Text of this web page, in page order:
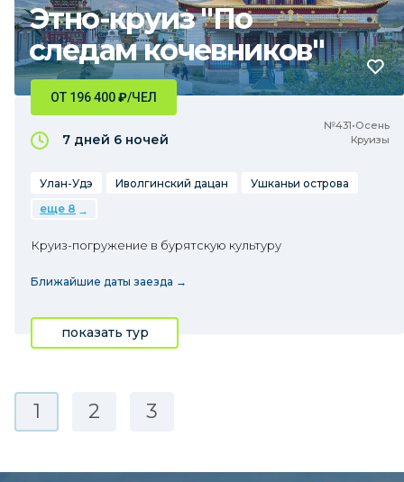
Этно-круиз "По
следам кочевников"
№431•Осень
Круизы
ОТ 196 400₽/ЧЕЛ
7 дней 6 ночей
Улан-Удэ Иволгинский дацан
Ушканьи острова
еще 8
Круиз-погружение в бурятскую культуру
Ближайшие даты заезда →
показать тур
1 2 3